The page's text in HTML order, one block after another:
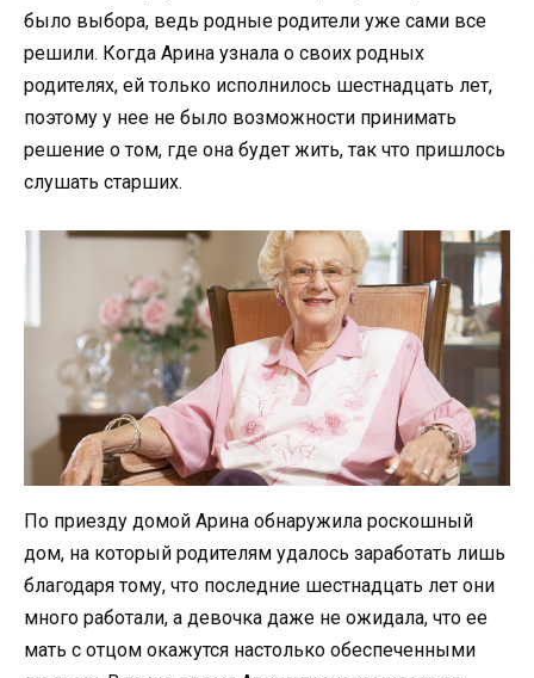
было выбора, ведь родные родители уже сами все
решили. Когда Арина узнала о своих родных
родителях, ей только исполнилось шестнадцать лет,
поэтому у нее не было возможности принимать
решение о том, где она будет жить, так что пришлось
слушать старших.
По приезду домой Арина обнаружила роскошный
дом, на который родителям удалось заработать лишь
благодаря тому, что последние шестнадцать лет они
много работали, а девочка даже не ожидала, что ее
мать с отцом окажутся настолько обеспеченными